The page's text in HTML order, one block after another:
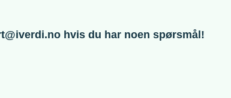
hvis du har noen spørsmål!